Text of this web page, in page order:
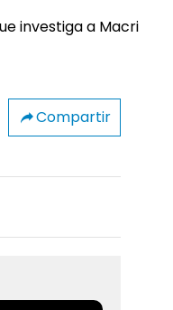
Compartir